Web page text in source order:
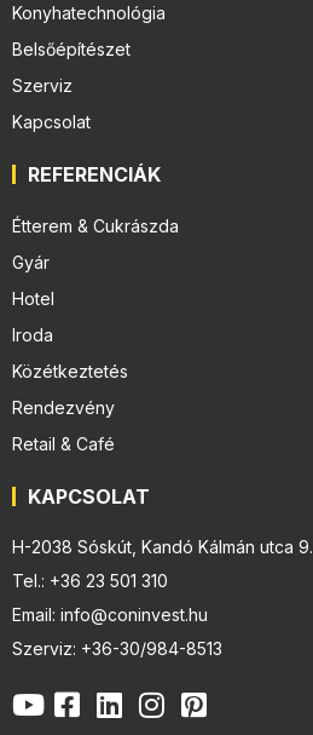
Konyhatechnológia
Belsőépítészet
Szerviz
Kapcsolat
REFERENCIÁK
Étterem & Cukrászda
Gyár
Hotel
Iroda
Közétkeztetés
Rendezvény
Retail & Café
KAPCSOLAT
H-2038 Sóskút, Kandó Kálmán utca 9.
Tel.: +36 23 501 310
Email: info@coninvest.hu
Szerviz: +36-30/984-8513